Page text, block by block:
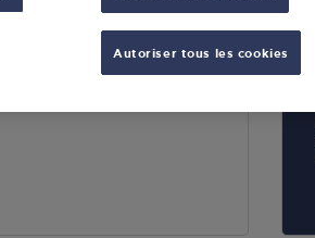
Autoriser tous les cookies